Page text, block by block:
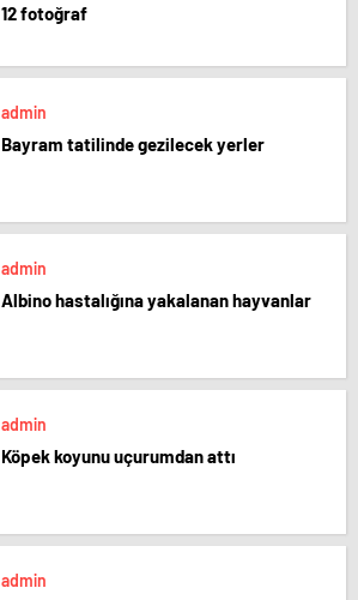
12 fotoğraf
admin
Bayram tatilinde gezilecek yerler
admin
Albino hastalığına yakalanan hayvanlar
admin
Köpek koyunu uçurumdan attı
admin